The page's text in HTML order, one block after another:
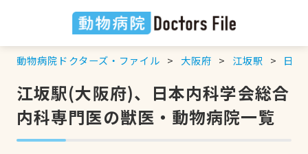
動物病院ドクターズ・ファイル 大阪府 江坂駅 日本
江坂駅(大阪府)、日本内科学会総合
内科専門医の獣医・動物病院一覧